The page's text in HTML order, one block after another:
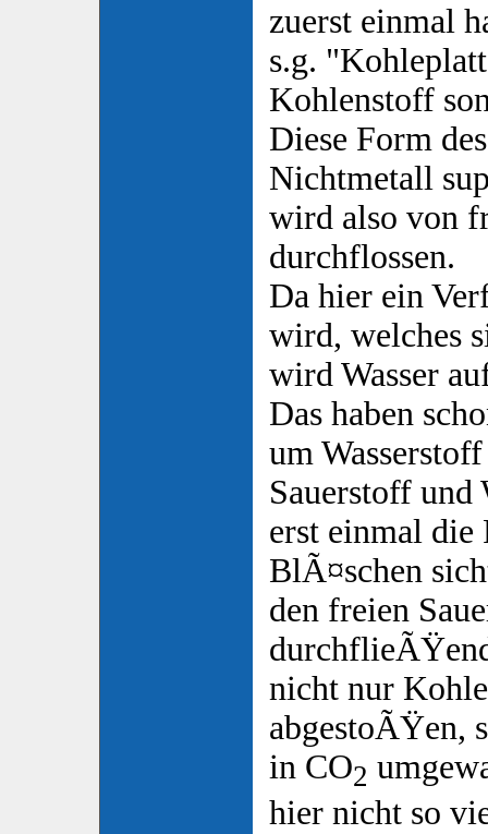
zuerst einmal
s.g.
Kohlenstoff
Diese Form
Nichtmetall
wird also von
durchflossen.
Da hier ein
wird, welches
wird Wasser
Das haben
um
Sauerstoff und
erst einmal die
BlÃ¤schen
den freien
nicht nur
abgestoÃŸen,
in CO2
hier nicht so